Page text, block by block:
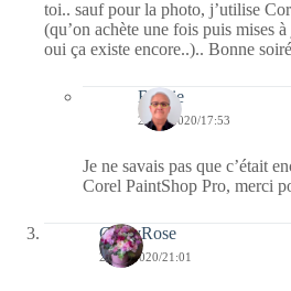
toi.. sauf pour la photo, j’utilise
(qu’on achète une fois puis mises
oui ça existe encore..).. Bonne
Bernie
21/04/2020/17:53
Je ne savais pas que c’était
Corel PaintShop Pro, merci
CathyRose
20/04/2020/21:01